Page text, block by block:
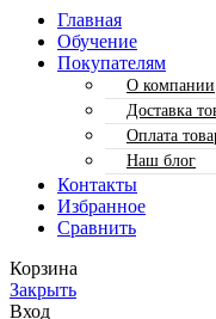
Главная
Обучение
Покупателям
О компании
Доставка
Оплата
Наш блог
Контакты
Избранное
Сравнить
Корзина
Закрыть
Вход